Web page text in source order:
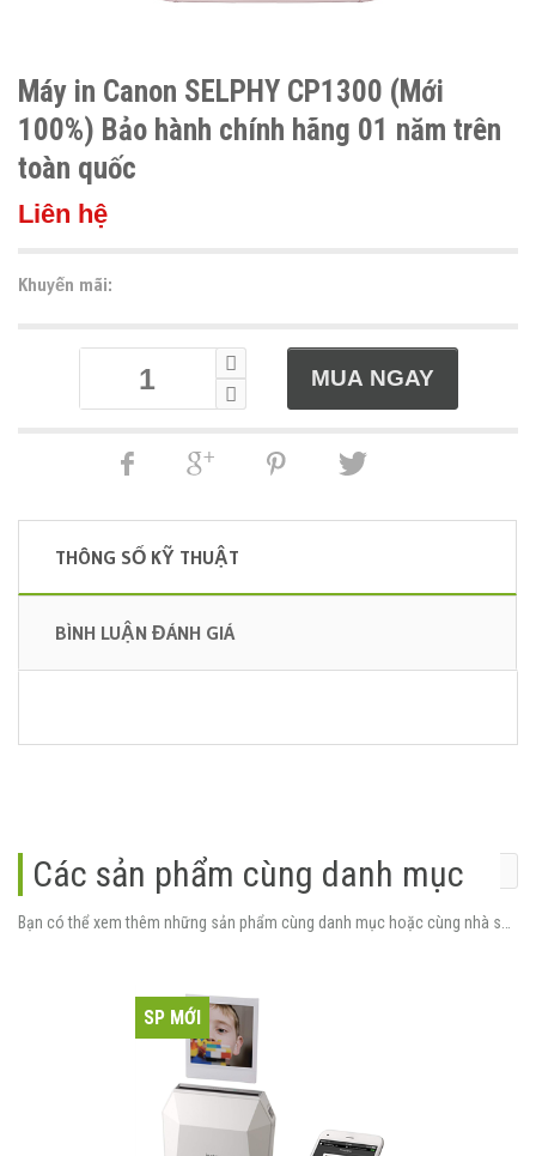
Máy in Canon SELPHY CP1300 (Mới
100%) Bảo hành chính hãng 01 năm trên
toàn quốc
Liên hệ
Khuyến mãi:
THÔNG SỐ KỸ THUẬT
BÌNH LUẬN ĐÁNH GIÁ
Các sản phẩm cùng danh mục
Bạn có thể xem thêm những sản phẩm cùng danh mục hoặc cùng nhà sản xuất.
SP MỚI